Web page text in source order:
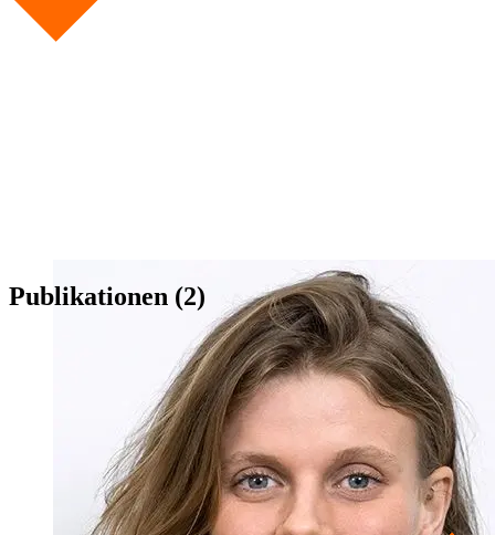
Publikationen (2)